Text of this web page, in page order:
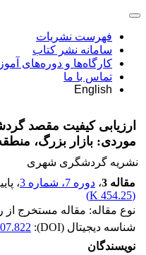
فهرست نشریات
سامانه نشر کتاب
کارگاه‌ها و دوره‌های
تماس با ما
English
ارزیابی کیفیت مقصد
موردی: بازار بزرگ، منطقه 12
نشریه گردشگری شهری
مقاله 3
، دوره 7، شماره 3 ، پاییز
(
454.25 K
)
نوع مقاله: مقاله مستخرج از
شناسه دیجیتال (DOI):
نویسندگان